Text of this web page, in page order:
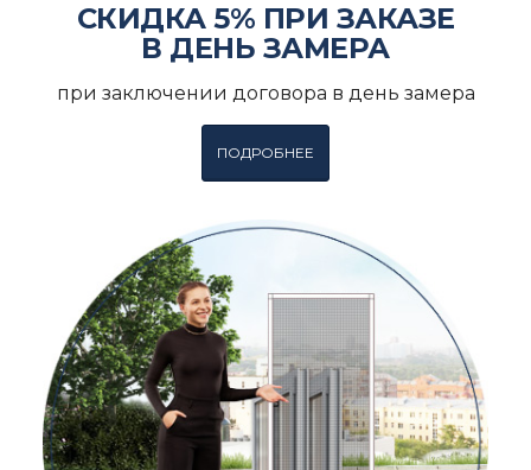
СКИДКА 5% ПРИ ЗАКАЗЕ
В ДЕНЬ ЗАМЕРА
при заключении договора в день замера
ПОДРОБНЕЕ